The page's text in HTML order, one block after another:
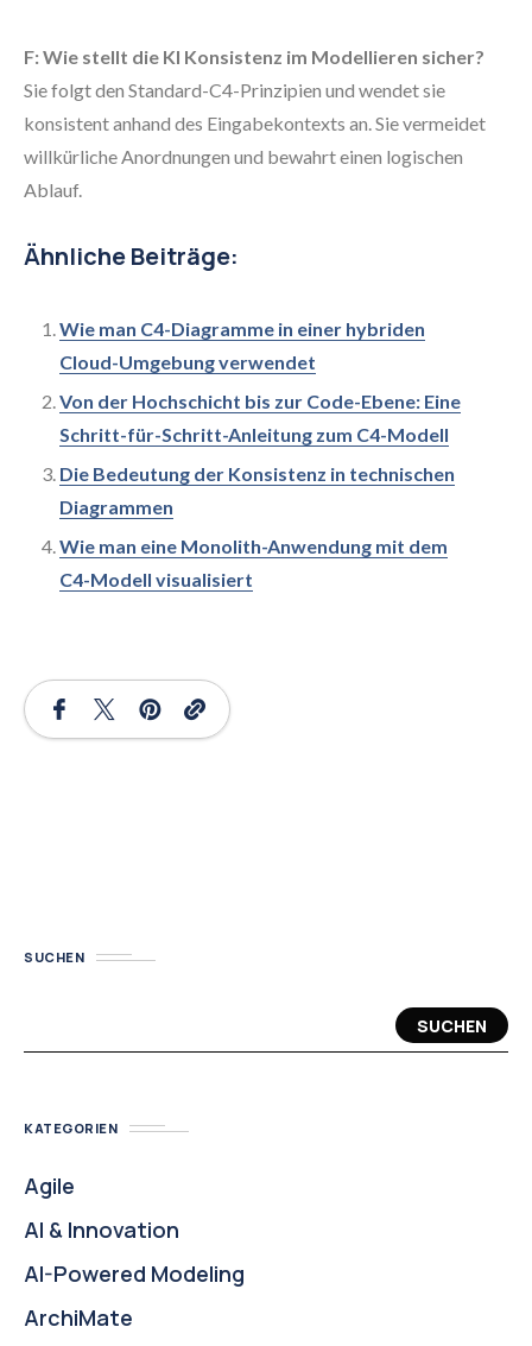
F: Wie stellt die KI Konsistenz im Modellieren sicher?
Sie folgt den Standard-C4-Prinzipien und wendet sie
konsistent anhand des Eingabekontexts an. Sie vermeidet
willkürliche Anordnungen und bewahrt einen logischen
Ablauf.
Ähnliche Beiträge:
Wie man C4-Diagramme in einer hybriden
Cloud-Umgebung verwendet
Von der Hochschicht bis zur Code-Ebene: Eine
Schritt-für-Schritt-Anleitung zum C4-Modell
Die Bedeutung der Konsistenz in technischen
Diagrammen
Wie man eine Monolith-Anwendung mit dem
C4-Modell visualisiert
SUCHEN
SUCHEN
KATEGORIEN
Agile
AI & Innovation
AI-Powered Modeling
ArchiMate